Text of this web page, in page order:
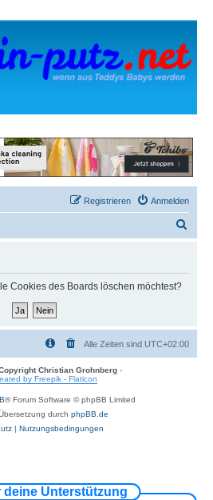
Anmelden
Registrieren
Cookies des Boards löschen möchtest?
Alle Zeiten sind UTC+02:00
Christian Grohnberg-
by Freepik - Flaticon
® Forum Software © phpBB Limited
durch phpBB.de
| Nutzungsbedingungen
deine Unterstützung